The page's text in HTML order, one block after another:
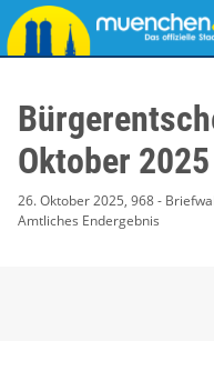
Oktober 2025
26. Oktober 2025, 968 -
Amtliches Endergebnis